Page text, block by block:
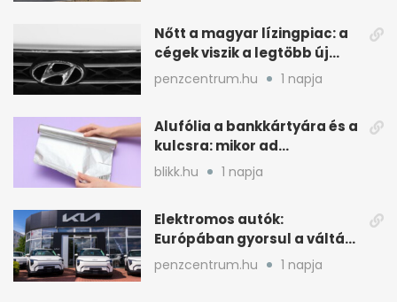
Nőtt a magyar lízingpiac: a
cégek viszik a legtöbb új
autót 2024-ben
penzcentrum.hu 1 napja
Alufólia a bankkártyára és a
kulcsra: mikor ad
pluszvédelmet?
blikk.hu 1 napja
Elektromos autók:
Európában gyorsul a váltás,
Magyarország
lemaradóban
penzcentrum.hu 1 napja